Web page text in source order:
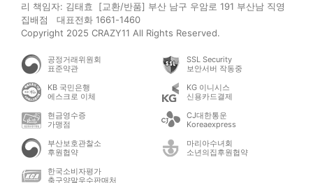
리 책임자: 김태효 [교환/반품] 부산 남구 우암로 191 부산남 직영
집배점 대표전화 1661-1460
Copyright 2025 CRAZY11 All Rights Reserved.
공정거래위원회
표준약관
SSL Security
보안서버 작동중
KB 국민은행
에스크로 이체
KG 이니시스
신용카드결제
현금영수증
가맹점
CJ대한통운
Koreaexpress
부산보호관찰소
후원협약
마리아수녀회
소년의집후원협약
한국소비자평가
축구양말우수판매처